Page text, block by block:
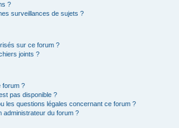
?
surveillances de sujets ?
sur ce forum ?
joints ?
forum ?
pas disponible ?
les questions légales concernant ce forum ?
administrateur du forum ?